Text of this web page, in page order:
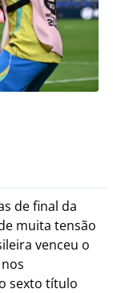
de final da
muita tensão
venceu o
sexto título